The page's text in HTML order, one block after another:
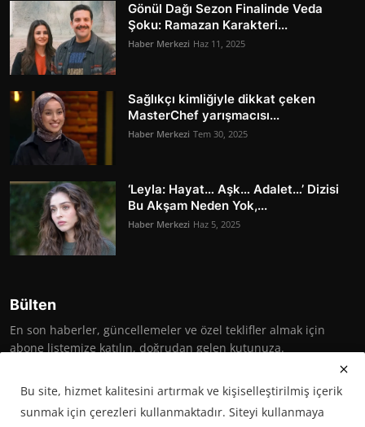
Gönül Dağı Sezon Finalinde Veda
Şoku: Ramazan Karakteri...
Haber Merkezi Haz 11, 2025
Sağlıkçı kimliğiyle dikkat çeken
MasterChef yarışmacısı...
Haber Merkezi Tem 30, 2025
‘Leyla: Hayat… Aşk… Adalet…’ Dizisi
Bu Akşam Neden Yok,...
Haber Merkezi Haz 5, 2025
Bülten
En son haberler, güncellemeler ve özel teklifler almak için
abone listemize katılın, doğrudan gelen kutunuza.
Abone Ol
Bu site, hizmet kalitesini artırmak ve kişiselleştirilmiş içerik
sunmak için çerezleri kullanmaktadır. Siteyi kullanmaya